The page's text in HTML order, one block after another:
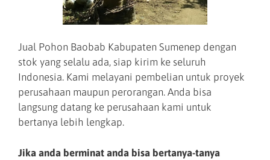
Jual Pohon Baobab Kabupaten Sumenep dengan
stok yang selalu ada, siap kirim ke seluruh
Indonesia. Kami melayani pembelian untuk proyek
perusahaan maupun perorangan. Anda bisa
langsung datang ke perusahaan kami untuk
bertanya lebih lengkap.
Jika anda berminat anda bisa bertanya-tanya